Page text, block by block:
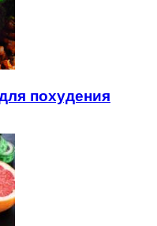
похудения